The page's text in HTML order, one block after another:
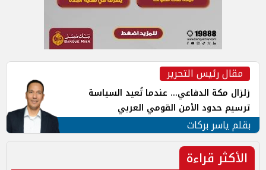
مقال رئيس التحرير
زلزال مكة الدفاعي... عندما تُعيد السياسة
ترسيم حدود الأمن القومي العربي
بقلم ياسر بركات
الأكثر قراءة